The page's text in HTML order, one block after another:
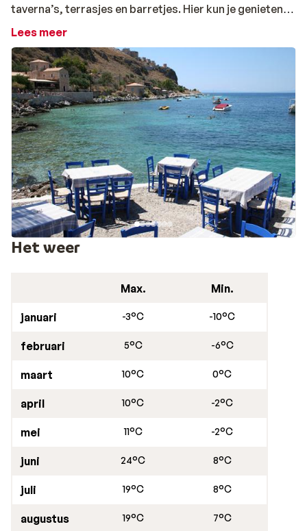
taverna’s, terrasjes en barretjes. Hier kun je genieten
van de Griekse sfeer en het heerlijke eten en drinken.
bergen. Wil je liever relaxen? Dit kun je perfect op één
van de mooiste zandstranden van de Peloponessos,
Kalogria!
Lees meer
Het weer
Max. Min.
januari -3°C -10°C
februari 5°C -6°C
maart 10°C 0°C
april 10°C -2°C
mei 11°C -2°C
juni 24°C 8°C
juli 19°C 8°C
augustus 19°C 7°C